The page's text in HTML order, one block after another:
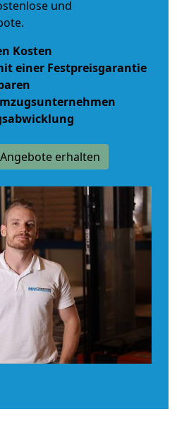
und
Kosten
einer Festpreisgarantie
erhalten